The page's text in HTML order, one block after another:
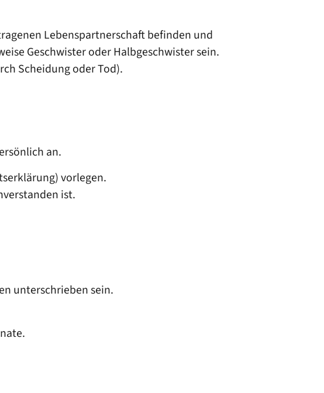
Lebenspartnerschaft befinden und
Geschwister oder Halbgeschwister sein.
Scheidung oder Tod).
an.
vorlegen.
ist.
unterschrieben sein.